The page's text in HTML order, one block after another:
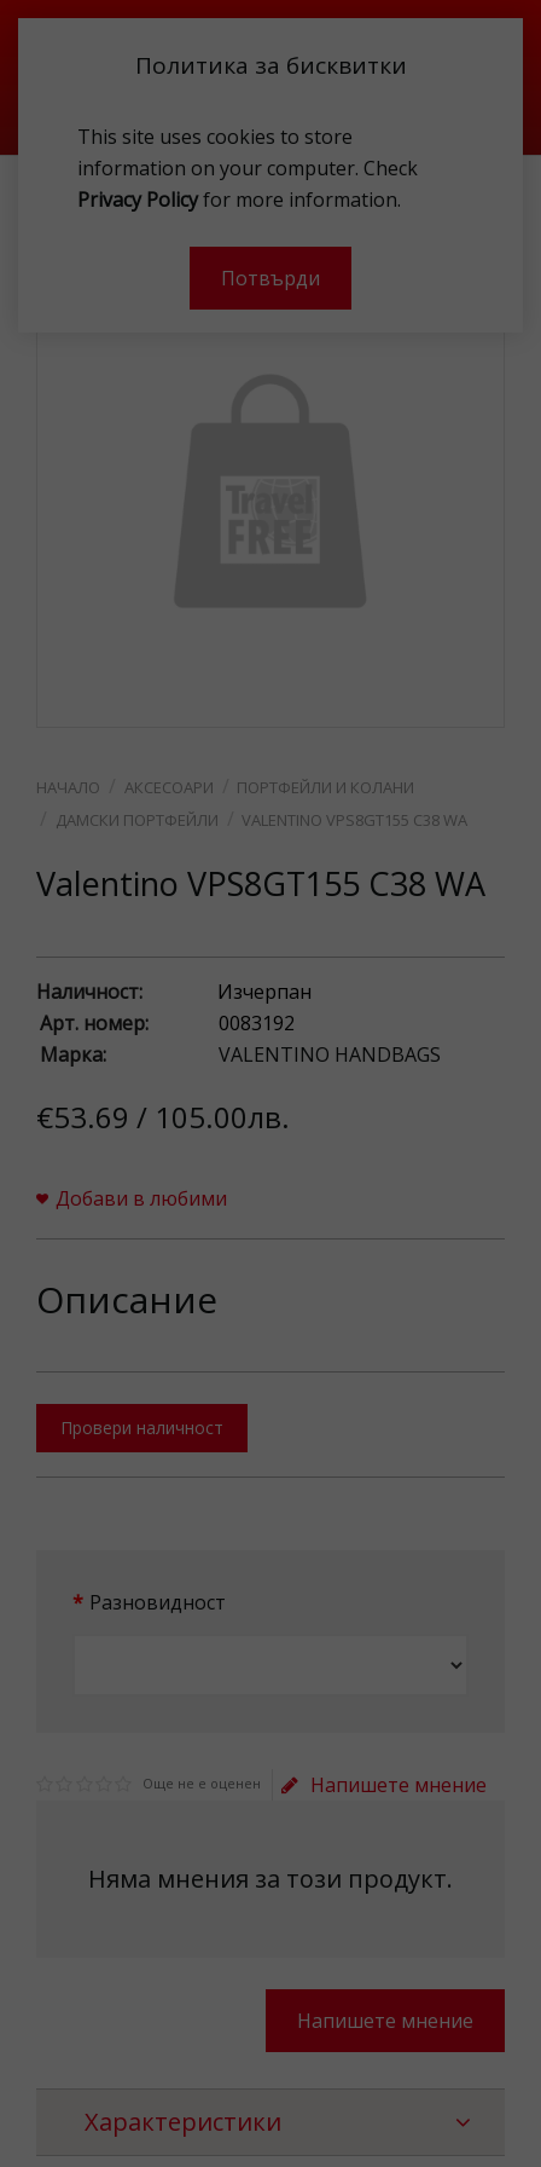
Политика за бисквитки
This site uses cookies to store
information on your computer. Check
Privacy Policyfor more information.
Потвърди
АКСЕСОАРИ
ПОРТФЕЙЛИ И КОЛАНИ
ДАМСКИ ПОРТФЕЙЛИ
VALENTINO VPS8GT155 C38 WA
АКСЕСОАРИ
ПОРТФЕЙЛИ И КОЛАНИ
ДАМСКИ ПОРТФЕЙЛИ
VALENTINO VPS8GT155 C38 WA
Valentino VPS8GT155 C38 WA
Наличност:
Изчерпан
Арт. номер:
0083192
Марка:
VALENTINO HANDBAGS
€53.69 / 105.00лв.
Добави в любими
Описание
Провери наличност
Разновидност
Още не е оценен Напишете мнение
Няма мнения за този продукт.
Напишете мнение
Характеристики